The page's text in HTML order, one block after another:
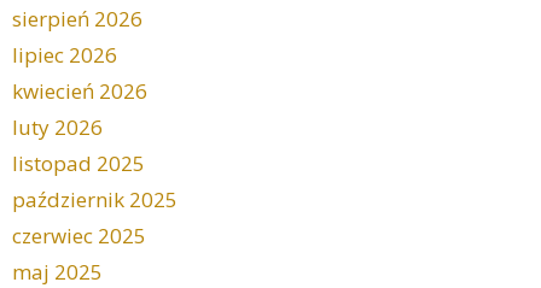
sierpień 2026
lipiec 2026
kwiecień 2026
luty 2026
listopad 2025
październik 2025
czerwiec 2025
maj 2025